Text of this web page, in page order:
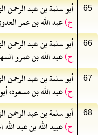
65 أبو سلمة بن عبد الرحمن
ح)عبد الله بن عمر
66 أبو سلمة بن عبد الرحمن
ح)عبد الله بن عمرو
67 أبو سلمة بن عبد الرحمن
ح)عبد الله بن مسعود،
68 أبو سلمة بن عبد الرحمن
ح)عبيد الله بن عبد الله